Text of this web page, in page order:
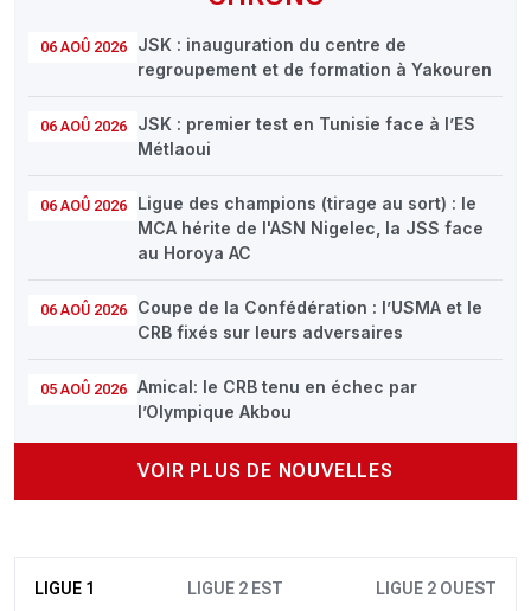
06 AOÛ 2026
JSK : inauguration du centre de
regroupement et de formation à Yakouren
06 AOÛ 2026
JSK : premier test en Tunisie face à l’ES
Métlaoui
06 AOÛ 2026
Ligue des champions (tirage au sort) : le
MCA hérite de l'ASN Nigelec, la JSS face
au Horoya AC
06 AOÛ 2026
Coupe de la Confédération : l’USMA et le
CRB fixés sur leurs adversaires
05 AOÛ 2026
Amical: le CRB tenu en échec par
l’Olympique Akbou
VOIR PLUS DE NOUVELLES
LIGUE 1 LIGUE 2 EST LIGUE 2 OUEST